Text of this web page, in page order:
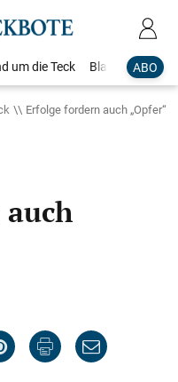
ABO
um die Teck Blaulicht
Erfolge fordern auch „Opfer“